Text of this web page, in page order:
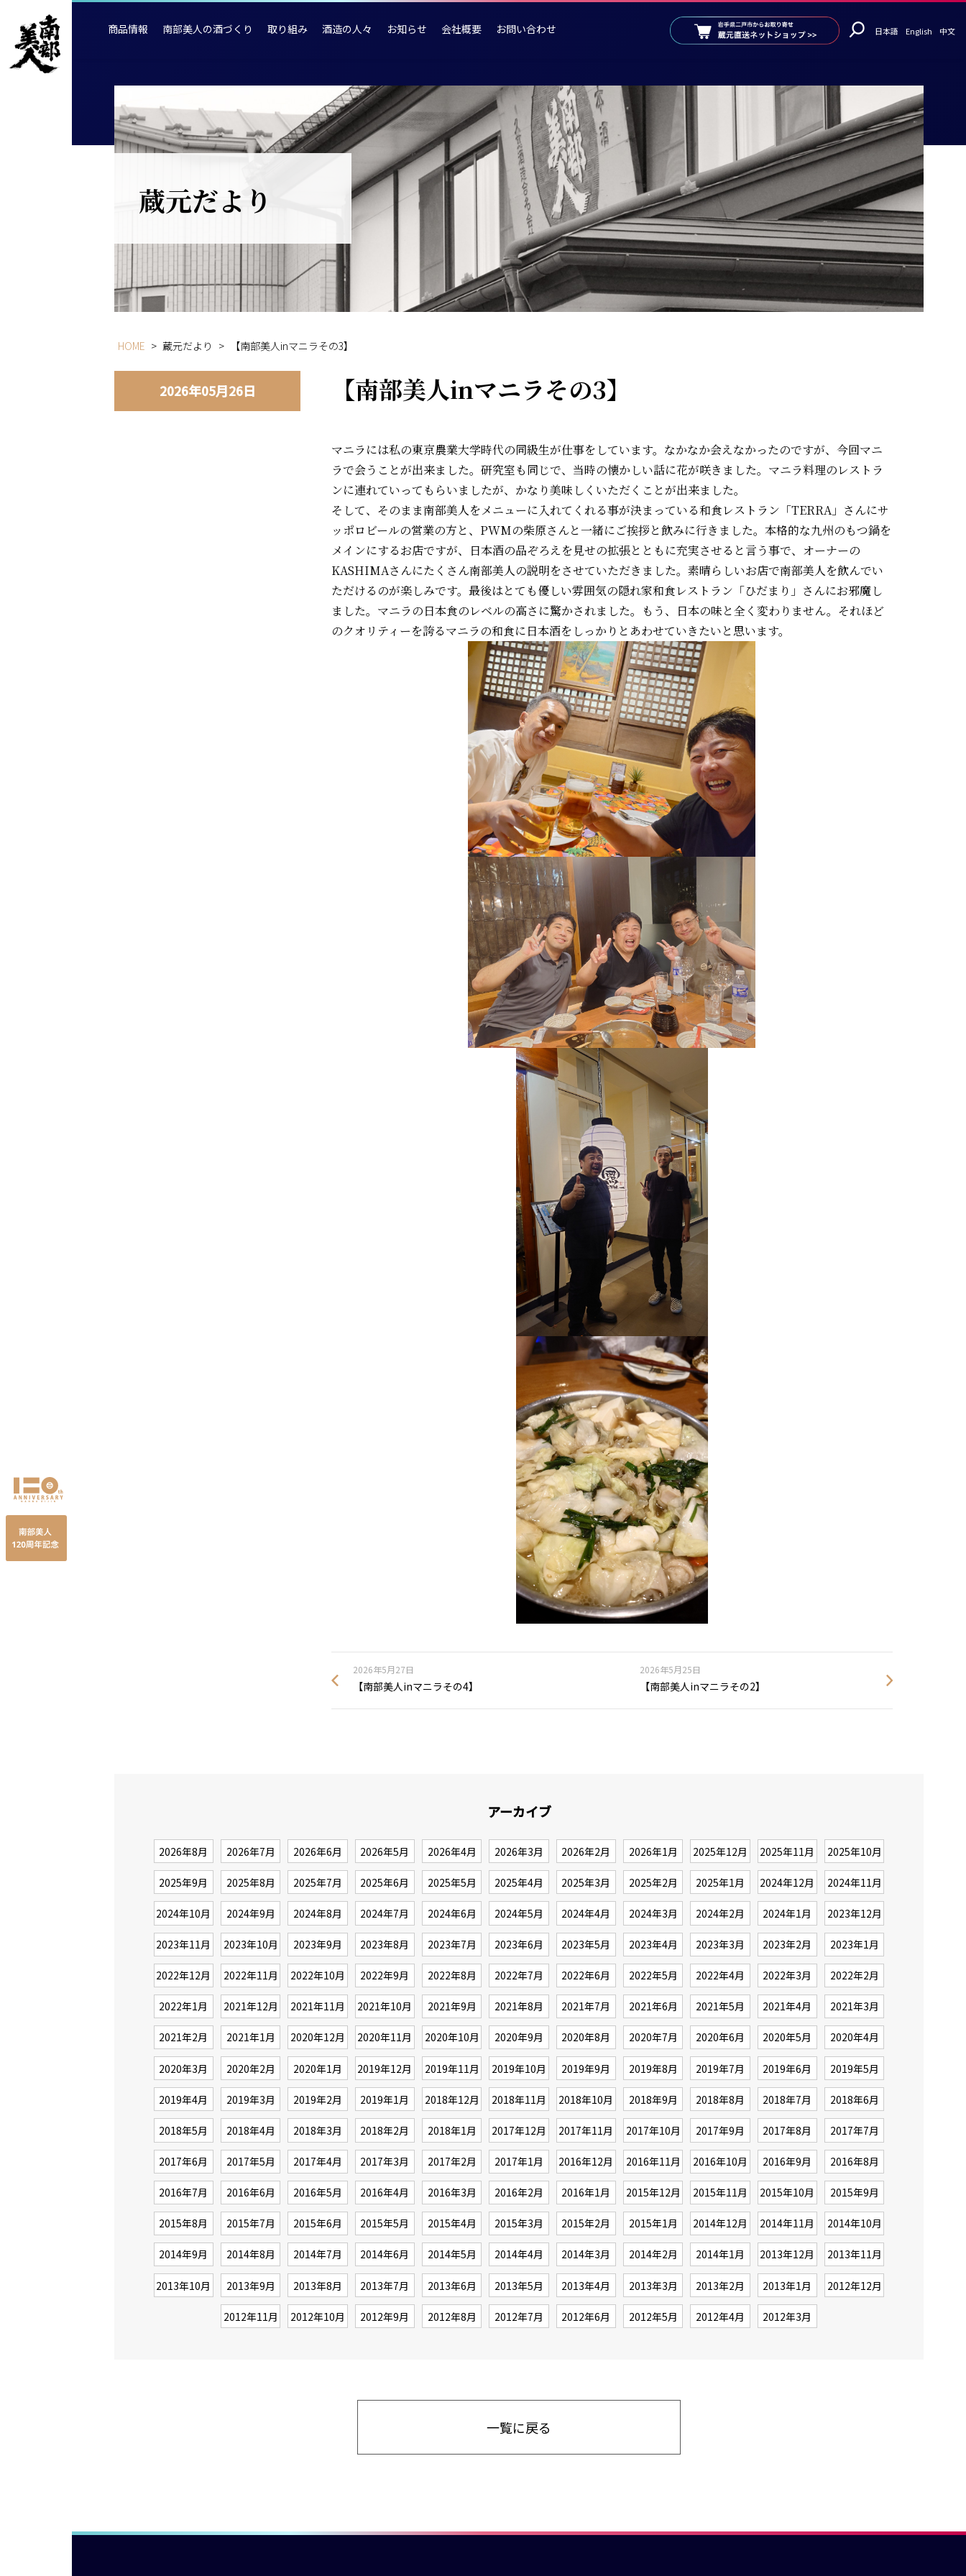
商品情報 南部美人の酒づくり 取り組み 酒造の人々 お知らせ 会社概要 お問い合わせ 日本語 English 中文
蔵元だより
HOME > 蔵元だより > 【南部美人inマニラその3】
2026年05月26日 【南部美人inマニラその3】
マニラには私の東京農業大学時代の同級生が仕事をしています。なかなか会えなかったのですが、今回マニ
ラで会うことが出来ました。研究室も同じで、当時の懐かしい話に花が咲きました。マニラ料理のレストラ
ンに連れていってもらいましたが、かなり美味しくいただくことが出来ました。
そして、そのまま南部美人をメニューに入れてくれる事が決まっている和食レストラン「TERRA」さんにサ
ッポロビールの営業の方と、PWMの柴原さんと一緒にご挨拶と飲みに行きました。本格的な九州のもつ鍋を
メインにするお店ですが、日本酒の品ぞろえを見せの拡張とともに充実させると言う事で、オーナーの
KASHIMAさんにたくさん南部美人の説明をさせていただきました。素晴らしいお店で南部美人を飲んでい
ただけるのが楽しみです。最後はとても優しい雰囲気の隠れ家和食レストラン「ひだまり」さんにお邪魔し
ました。マニラの日本食のレベルの高さに驚かされました。もう、日本の味と全く変わりません。それほど
のクオリティーを誇るマニラの和食に日本酒をしっかりとあわせていきたいと思います。
2026年5月27日
【南部美人inマニラその4】
2026年5月25日
【南部美人inマニラその2】
アーカイブ
2026年8月 2026年7月 2026年6月 2026年5月 2026年4月 2026年3月 2026年2月 2026年1月 2025年12月 2025年11月 2025年10月
2025年9月 2025年8月 2025年7月 2025年6月 2025年5月 2025年4月 2025年3月 2025年2月 2025年1月 2024年12月 2024年11月
2024年10月 2024年9月 2024年8月 2024年7月 2024年6月 2024年5月 2024年4月 2024年3月 2024年2月 2024年1月 2023年12月
2023年11月 2023年10月 2023年9月 2023年8月 2023年7月 2023年6月 2023年5月 2023年4月 2023年3月 2023年2月 2023年1月
2022年12月 2022年11月 2022年10月 2022年9月 2022年8月 2022年7月 2022年6月 2022年5月 2022年4月 2022年3月 2022年2月
2022年1月 2021年12月 2021年11月 2021年10月 2021年9月 2021年8月 2021年7月 2021年6月 2021年5月 2021年4月 2021年3月
2021年2月 2021年1月 2020年12月 2020年11月 2020年10月 2020年9月 2020年8月 2020年7月 2020年6月 2020年5月 2020年4月
2020年3月 2020年2月 2020年1月 2019年12月 2019年11月 2019年10月 2019年9月 2019年8月 2019年7月 2019年6月 2019年5月
2019年4月 2019年3月 2019年2月 2019年1月 2018年12月 2018年11月 2018年10月 2018年9月 2018年8月 2018年7月 2018年6月
2018年5月 2018年4月 2018年3月 2018年2月 2018年1月 2017年12月 2017年11月 2017年10月 2017年9月 2017年8月 2017年7月
2017年6月 2017年5月 2017年4月 2017年3月 2017年2月 2017年1月 2016年12月 2016年11月 2016年10月 2016年9月 2016年8月
2016年7月 2016年6月 2016年5月 2016年4月 2016年3月 2016年2月 2016年1月 2015年12月 2015年11月 2015年10月 2015年9月
2015年8月 2015年7月 2015年6月 2015年5月 2015年4月 2015年3月 2015年2月 2015年1月 2014年12月 2014年11月 2014年10月
2014年9月 2014年8月 2014年7月 2014年6月 2014年5月 2014年4月 2014年3月 2014年2月 2014年1月 2013年12月 2013年11月
2013年10月 2013年9月 2013年8月 2013年7月 2013年6月 2013年5月 2013年4月 2013年3月 2013年2月 2013年1月 2012年12月
2012年11月 2012年10月 2012年9月 2012年8月 2012年7月 2012年6月 2012年5月 2012年4月 2012年3月
一覧に戻る